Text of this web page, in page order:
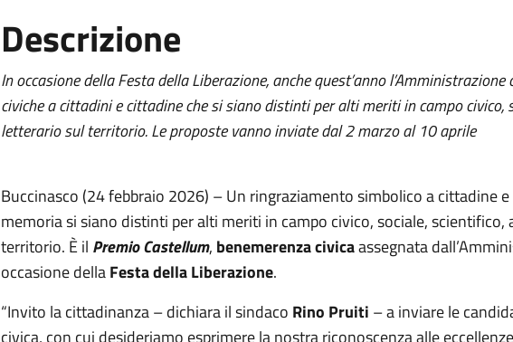
Descrizione
In occasione della Festa della Liberazione, anche quest’anno l’Amministrazione
civiche a cittadini e cittadine che si siano distinti per alti meriti in campo civico,
letterario sul territorio. Le proposte vanno inviate dal 2 marzo al 10 aprile
Buccinasco (24 febbraio 2026) – Un ringraziamento simbolico a cittadine
memoria si siano distinti per alti meriti in campo civico, sociale,
territorio. È il Premio Castellum, benemerenza civicaassegnata
occasione dellaFesta della Liberazione.
“Invito la cittadinanza – dichiara il sindaco Rino Pruiti – a inviare le
civica, con cui desideriamo esprimere la nostra riconoscenza alle